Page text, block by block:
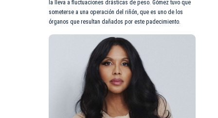
la lleva a fluctuaciones drásticas de peso. Gómez tuvo que
someterse a una operación del riñón, que es uno de los
órganos que resultan dañados por este padecimiento.